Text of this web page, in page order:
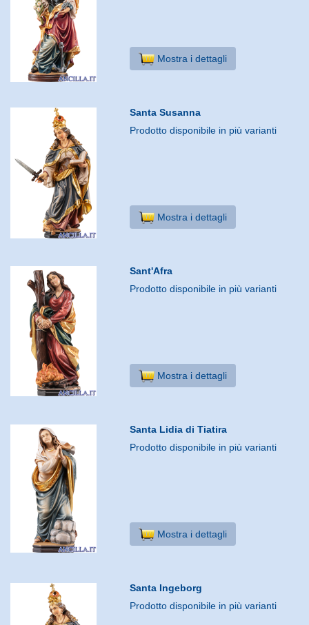
Mostra i dettagli
Santa Susanna
Prodotto disponibile in più varianti
Mostra i dettagli
Sant'Afra
Prodotto disponibile in più varianti
Mostra i dettagli
Santa Lidia di Tiatira
Prodotto disponibile in più varianti
Mostra i dettagli
Santa Ingeborg
Prodotto disponibile in più varianti